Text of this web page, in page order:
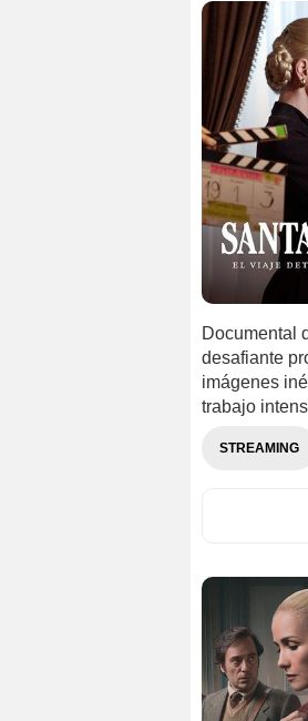
Documental
desafiante
imágenes
trabajo
STREAMING